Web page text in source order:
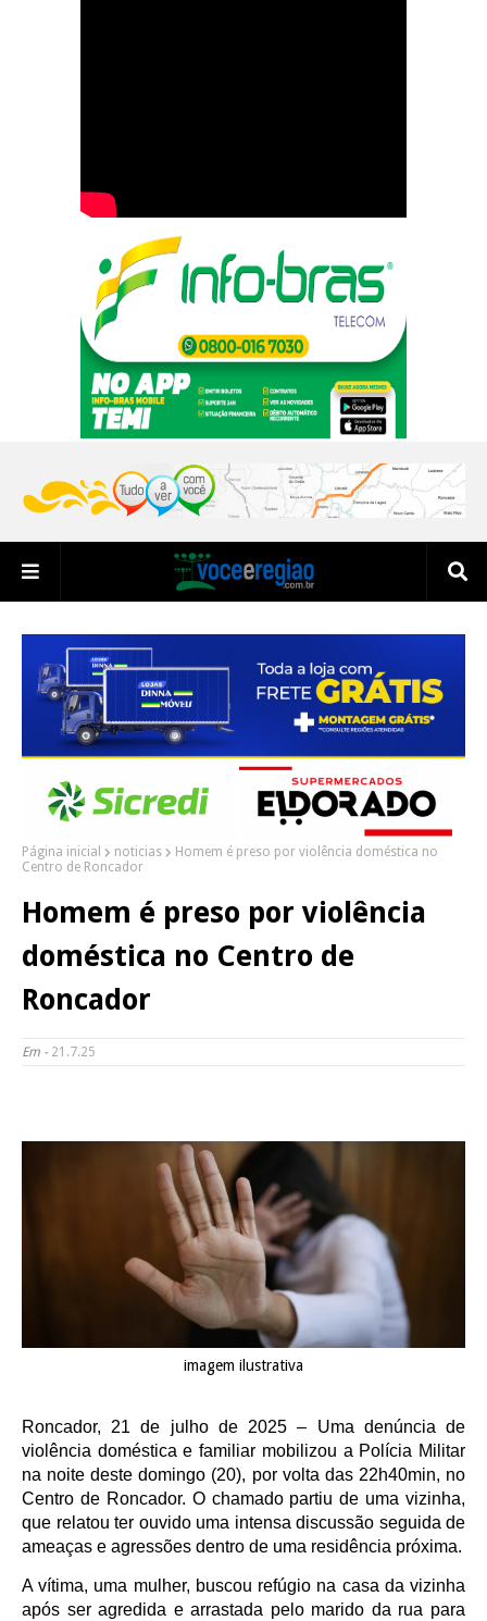
Página inicial noticias
Homem é preso por violência doméstica no
Centro de Roncador
Homem é preso por violência
doméstica no Centro de
Roncador
Em - 21.7.25
imagem ilustrativa
Roncador, 21 de julho de 2025 – Uma denúncia de
violência doméstica e familiar mobilizou a Polícia Militar
na noite deste domingo (20), por volta das 22h40min, no
Centro de Roncador. O chamado partiu de uma vizinha,
que relatou ter ouvido uma intensa discussão seguida de
ameaças e agressões dentro de uma residência próxima.
A vítima, uma mulher, buscou refúgio na casa da vizinha
após ser agredida e arrastada pelo marido da rua para